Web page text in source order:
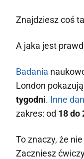
Znajdziesz coś
A jaka jest
Badania
London
tygodni. Inne
zakres: od 18 do
To znaczy, że
Zaczniesz